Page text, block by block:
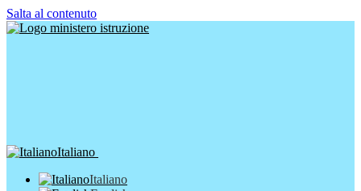
Salta al contenuto
Italiano
Italiano